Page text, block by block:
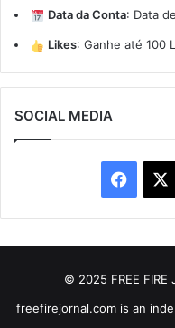
Data da Conta: Data
Likes: Ganhe até 100
SOCIAL MEDIA
© 2025 FREE FIRE
freefirejornal.com is an